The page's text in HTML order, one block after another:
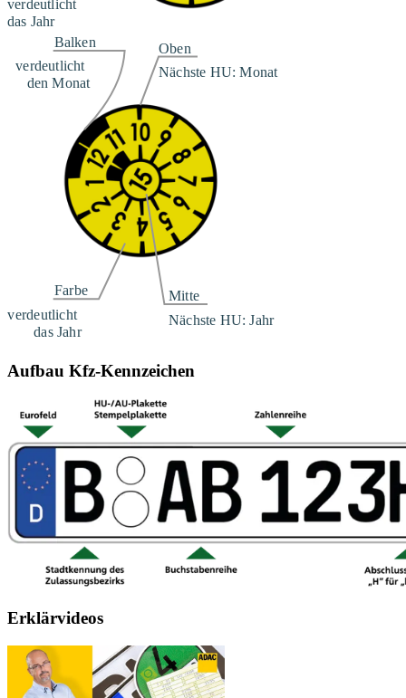
Aufbau Kfz-Kennzeichen
Erklärvideos